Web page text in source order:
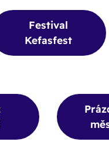
Festival
Kefasfest